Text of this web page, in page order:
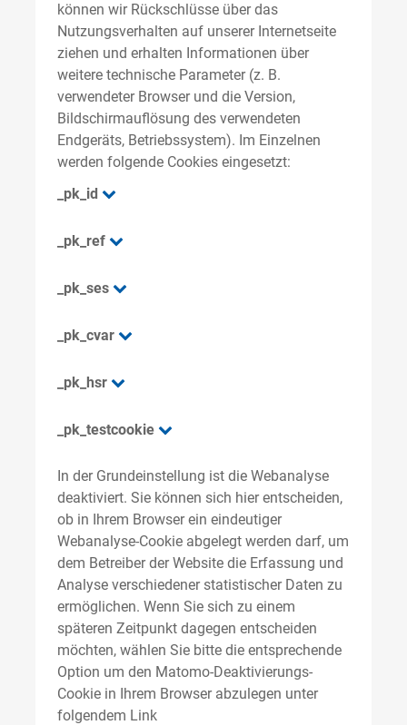
können wir Rückschlüsse über das
Nutzungsverhalten auf unserer Internetseite
ziehen und erhalten Informationen über
weitere technische Parameter (z. B.
verwendeter Browser und die Version,
Bildschirmauflösung des verwendeten
Endgeräts, Betriebssystem). Im Einzelnen
werden folgende Cookies eingesetzt:
_pk_id
_pk_ref
_pk_ses
_pk_cvar
_pk_hsr
_pk_testcookie
In der Grundeinstellung ist die Webanalyse
deaktiviert. Sie können sich hier entscheiden,
ob in Ihrem Browser ein eindeutiger
Webanalyse-Cookie abgelegt werden darf, um
dem Betreiber der Website die Erfassung und
Analyse verschiedener statistischer Daten zu
ermöglichen. Wenn Sie sich zu einem
späteren Zeitpunkt dagegen entscheiden
möchten, wählen Sie bitte die entsprechende
Option um den Matomo-Deaktivierungs-
Cookie in Ihrem Browser abzulegen unter
folgendem Link